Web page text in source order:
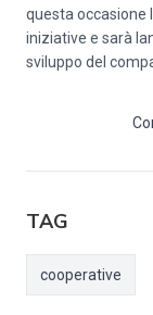
questa occasione
iniziative e sarà
sviluppo del
TAG
cooperative